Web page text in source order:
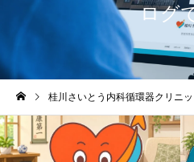
ログ
桂川さいとう内科循環器クリニ